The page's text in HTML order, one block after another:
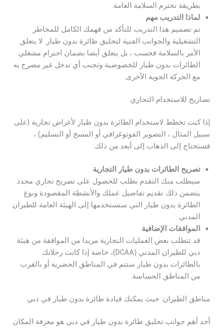
بطريقة تحترم السلامة العامة.
لماذا التدريب مهم
تم تصميم هذا التدريب للتأكد من فهمك الكامل للمخاطر
التشغيلية والجوانب الفنية لتحليق طائرة بدون طيار. لا يتعلق
الأمر بالسلامة فحسب ، بل يتعلق أيضا بضمان احترام مشغلي
الطائرات بدون طيار للخصوصية وتجنب أي تدخل غير مصرح به
مع الحركة الجوية الأخرى.
تصاريح للاستخدام التجاري
إذا كنت تخطط لاستخدام الطائرة بدون طيار لأغراض تجارية (على
سبيل المثال ، التصوير الفوتوغرافي أو المسح أو التسليم) ،
فستحتاج إلى الذهاب إلى أبعد من ذلك:
تصريح الطائرات بدون طيار التجارية
سيطلب منك التقدم بطلب للحصول على تصريح تجاري محدد.
يتضمن ذلك تقديم تفاصيل عملك والأنشطة المقصودة ونوع
الطائرة بدون طيار التي ستستخدمها إلى الهيئة العامة للطيران
المدني.
الموافقات الإضافية
قد تتطلب بعض العمليات التجارية مزيدا من الموافقة من هيئة
دبي للطيران المدني (DCAA)، خاصة إذا كانت رحلاتك
بالطائرات بدون طيار ستتم في المناطق الحضرية أو بالقرب
من المناطق الحساسة.
مناطق الطيران: حيث يمكنك قيادة طائرة بدون طيار في دبي
أحد أهم جوانب تحليق طائرة بدون طيار في دبي هو معرفة المكان